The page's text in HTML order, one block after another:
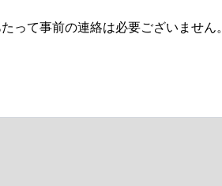
って事前の連絡は必要ございません。